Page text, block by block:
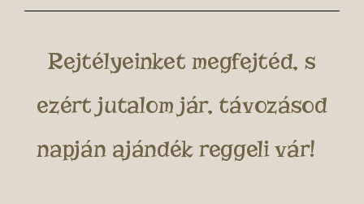
Rejtélyeinket megfejtéd, s
ezért jutalom jár, távozásod
napján ajándék reggeli vár!